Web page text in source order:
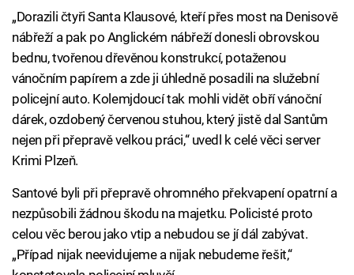
„Dorazili čtyři Santa Klausové, kteří přes most na Denisově
nábřeží a pak po Anglickém nábřeží donesli obrovskou
bednu, tvořenou dřevěnou konstrukcí, potaženou
vánočním papírem a zde ji úhledně posadili na služební
policejní auto. Kolemjdoucí tak mohli vidět obří vánoční
dárek, ozdobený červenou stuhou, který jistě dal Santům
nejen při přepravě velkou práci,“ uvedl k celé věci server
Krimi Plzeň.
Santové byli při přepravě ohromného překvapení opatrní a
nezpůsobili žádnou škodu na majetku. Policisté proto
celou věc berou jako vtip a nebudou se jí dál zabývat.
„Případ nijak neevidujeme a nijak nebudeme řešit,“